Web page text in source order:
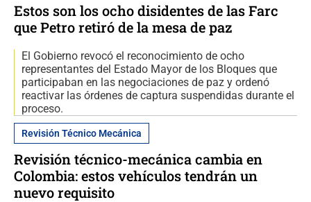
Estos son los ocho disidentes de las Farc
que Petro retiró de la mesa de paz
El Gobierno revocó el reconocimiento de ocho
representantes del Estado Mayor de los Bloques que
participaban en las negociaciones de paz y ordenó
reactivar las órdenes de captura suspendidas durante el
proceso.
Revisión Técnico Mecánica
Revisión técnico-mecánica cambia en
Colombia: estos vehículos tendrán un
nuevo requisito